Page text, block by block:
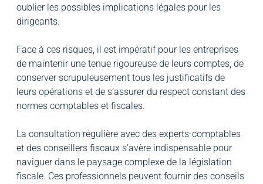
oublier les possibles implications légales pour les
dirigeants.
Face à ces risques, il est impératif pour les entreprises
de maintenir une tenue rigoureuse de leurs comptes, de
conserver scrupuleusement tous les justificatifs de
leurs opérations et de s’assurer du respect constant des
normes comptables et fiscales.
La consultation régulière avec des experts-comptables
et des conseillers fiscaux s’avère indispensable pour
naviguer dans le paysage complexe de la législation
fiscale. Ces professionnels peuvent fournir des conseils